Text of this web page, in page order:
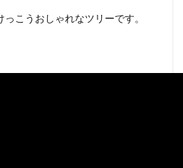
こうおしゃれなツリーです。